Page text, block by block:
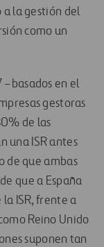
a la gestión del
como un
en el
gestoras
de las
una ISR antes
de que ambas
que a España
ISR, frente a
Reino Unido
suponen tan